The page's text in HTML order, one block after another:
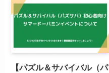
【パズル＆サバイバル（パ